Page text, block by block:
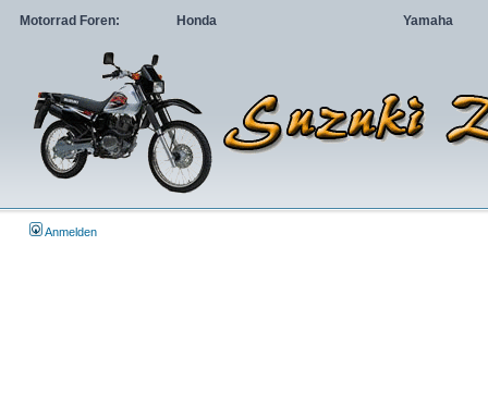
Motorrad Foren: Honda Yamaha
Anmelden